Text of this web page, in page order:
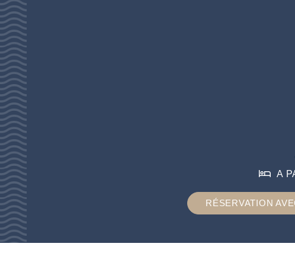
A
RÉSERVATION